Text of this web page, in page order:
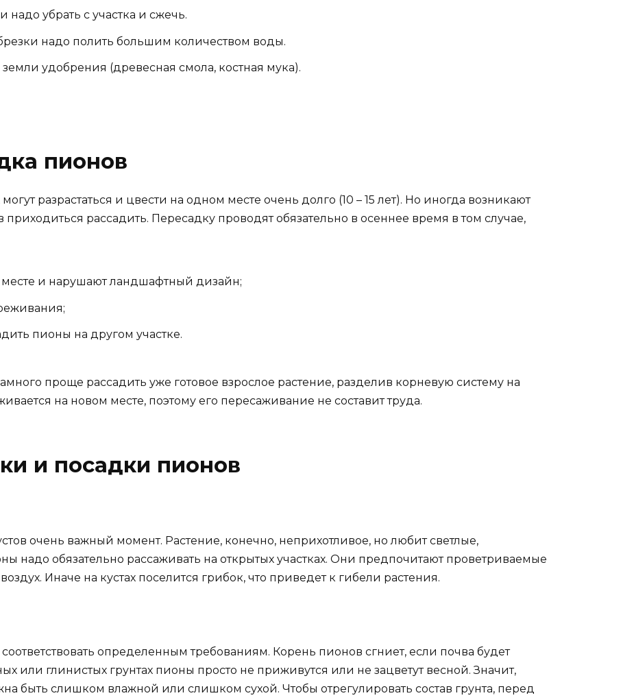
надо убрать с участка и сжечь.
надо полить большим количеством воды.
удобрения (древесная смола, костная мука).
пионов
разрастаться и цвести на одном месте очень долго (10 – 15 лет). Но иногда возникают
приходиться рассадить. Пересадку проводят обязательно в осеннее время в том случае,
и нарушают ландшафтный дизайн;
пионы на другом участке.
проще рассадить уже готовое взрослое растение, разделив корневую систему на
на новом месте, поэтому его пересаживание не составит труда.
и посадки пионов
очень важный момент. Растение, конечно, неприхотливое, но любит светлые,
надо обязательно рассаживать на открытых участках. Они предпочитают проветриваемые
Иначе на кустах поселится грибок, что приведет к гибели растения.
определенным требованиям. Корень пионов сгниет, если почва будет
или глинистых грунтах пионы просто не приживутся или не зацветут весной. Значит,
быть слишком влажной или слишком сухой. Чтобы отрегулировать состав грунта, перед